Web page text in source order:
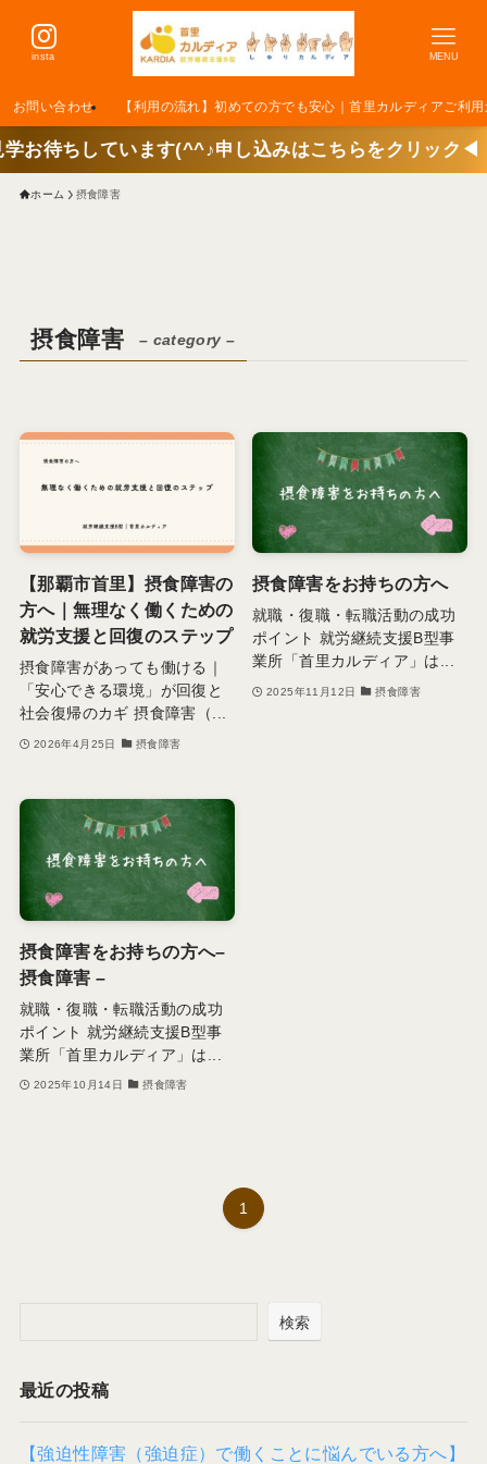
insta MENU
お問い合わせ 【利用の流れ】初めての方でも安心｜首里カルディアご利
います(^^♪申し込みはこちらをクリック◀
ホーム 摂食障害
摂食障害 – category –
【那覇市首里】摂食障害の
方へ｜無理なく働くための
就労支援と回復のステップ
摂食障害があっても働ける｜
「安心できる環境」が回復と
社会復帰のカギ 摂食障害（...
2026年4月25日 摂食障害
摂食障害をお持ちの方へ
就職・復職・転職活動の成功
ポイント 就労継続支援B型事
業所「首里カルディア」は...
2025年11月12日 摂食障害
摂食障害をお持ちの方へ–
摂食障害 –
就職・復職・転職活動の成功
ポイント 就労継続支援B型事
業所「首里カルディア」は...
2025年10月14日 摂食障害
1
検索
最近の投稿
【強迫性障害（強迫症）で働くことに悩んでいる方へ】